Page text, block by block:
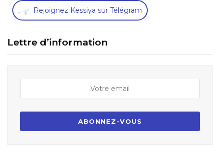
, Rejoignez Kessiya sur Télégram
Lettre d’information